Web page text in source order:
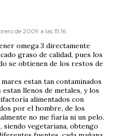
de 2009 a las 15:16
omega 3 directamente
graso de calidad, pues los
se obtienen de los restos de
estan tan contaminados
estan llenos de metales, y los
alimentados con
por el hombre, de los
no me fiaría ni un pelo.
siendo vegetariana, obtengo